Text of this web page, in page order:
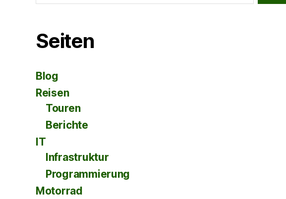
Seiten
Blog
Reisen
Touren
Berichte
IT
Infrastruktur
Programmierung
Motorrad